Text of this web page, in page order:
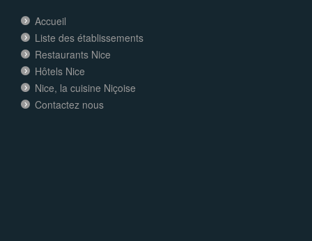
Accueil
Liste des établissements
Restaurants Nice
Hôtels Nice
Nice, la cuisine Niçoise
Contactez nous